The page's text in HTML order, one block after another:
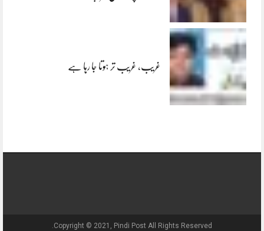
غریب، غریب تر ہوتا جا رہا ہے
Copyright © 2021, Pindi Post All Rights Reserved.